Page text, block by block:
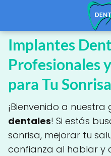
Implantes
Profesionales
para Tu Sonrisa
¡Bienvenido a
dentales! Si estás
sonrisa, mejorar tu
confianza al hablar y